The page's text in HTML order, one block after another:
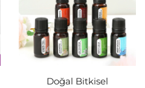
Doğal Bitkisel